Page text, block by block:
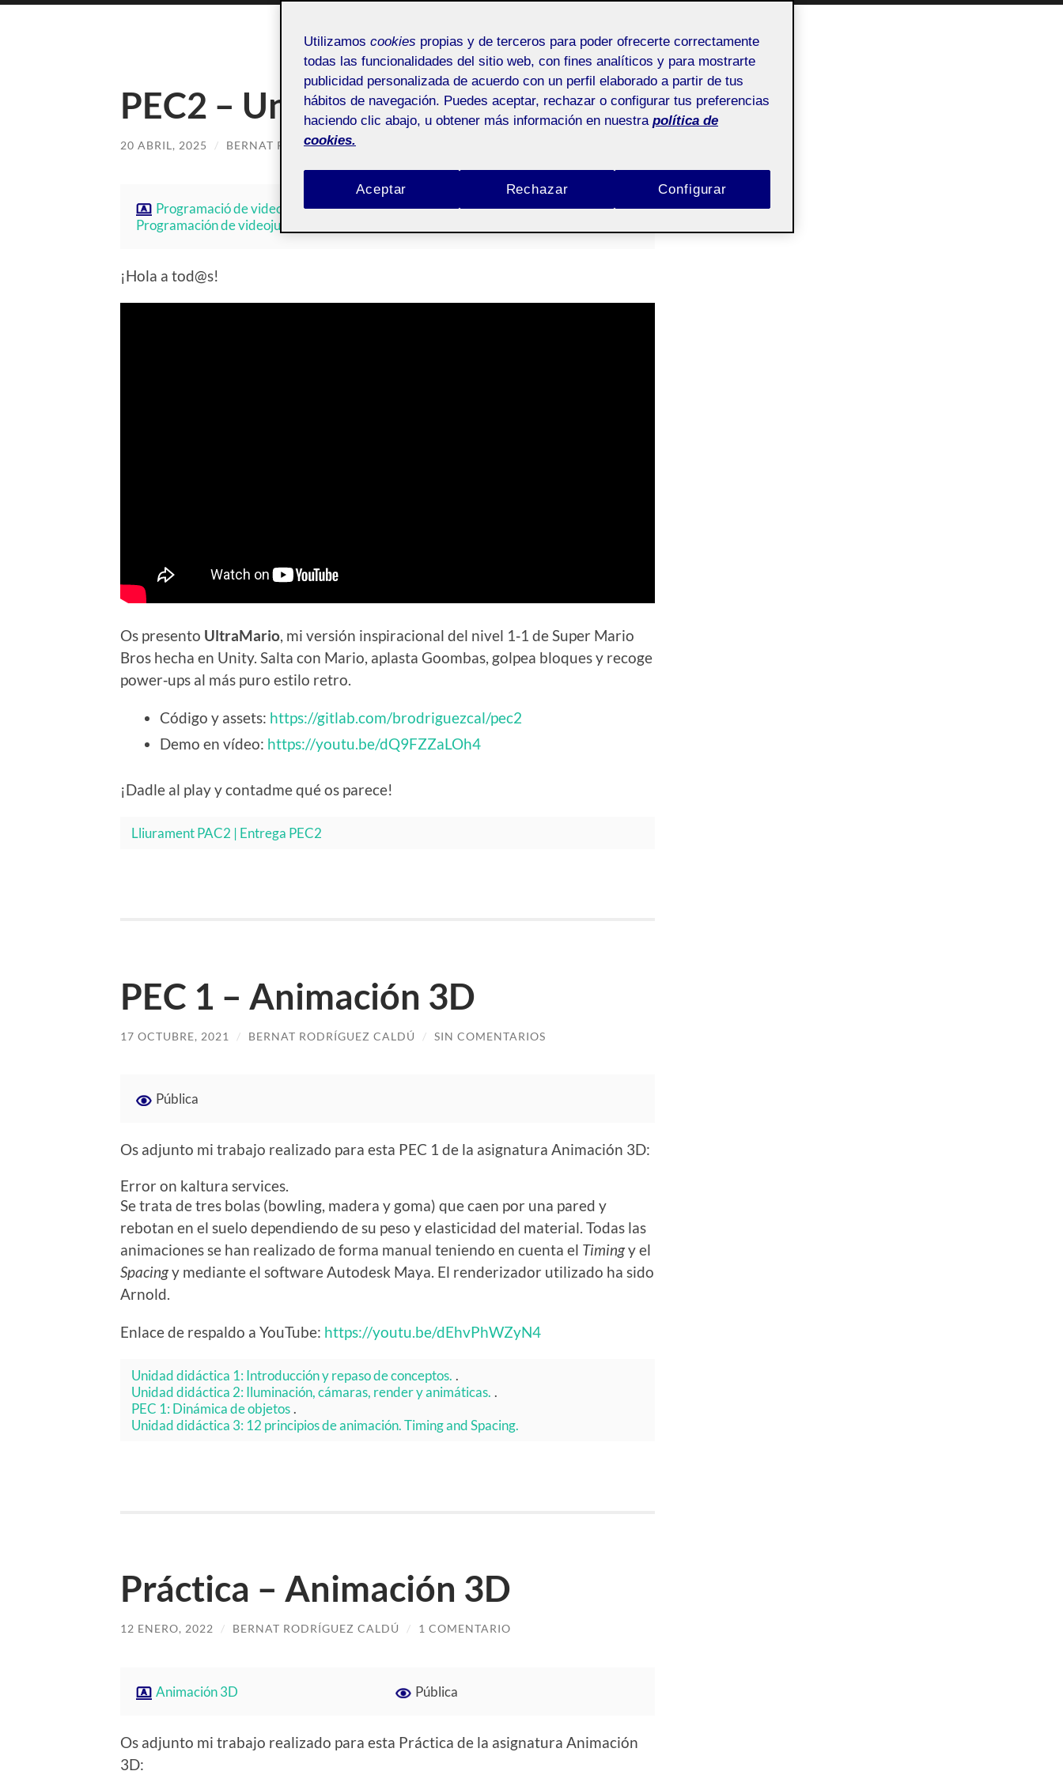
PEC2 – UnJuegoDePlataformas
20 ABRIL, 2025 / BERNAT RODRÍGUEZ CALDÚ
Programació de videojocs 2D - Aula 1 |
Programación de videojuegos 2D - Aula 1
Pública
¡Hola a tod@s!
Os presento UltraMario , mi versión inspiracional del nivel 1‑1 de Super Mario
Bros hecha en Unity. Salta con Mario, aplasta Goombas, golpea bloques y recoge
power‑ups al más puro estilo retro.
Código y assets: https://gitlab.com/brodriguezcal/pec2
Demo en vídeo: https://youtu.be/dQ9FZZaLOh4
¡Dadle al play y contadme qué os parece!
Lliurament PAC2 | Entrega PEC2
PEC 1 – Animación 3D
17 OCTUBRE, 2021 / BERNAT RODRÍGUEZ CALDÚ / SIN COMENTARIOS
Pública
Os adjunto mi trabajo realizado para esta PEC 1 de la asignatura Animación 3D:
Error on kaltura services.
Se trata de tres bolas (bowling, madera y goma) que caen por una pared y
rebotan en el suelo dependiendo de su peso y elasticidad del material. Todas las
animaciones se han realizado de forma manual teniendo en cuenta el Timingy el
Spacingy mediante el software Autodesk Maya. El renderizador utilizado ha sido
Arnold.
Enlace de respaldo a YouTube: https://youtu.be/dEhvPhWZyN4
Unidad didáctica 1: Introducción y repaso de conceptos. .
Unidad didáctica 2: Iluminación, cámaras, render y animáticas. .
PEC 1: Dinámica de objetos .
Unidad didáctica 3: 12 principios de animación. Timing and Spacing.
Práctica – Animación 3D
12 ENERO, 2022 / BERNAT RODRÍGUEZ CALDÚ / 1 COMENTARIO
Animación 3D Pública
Os adjunto mi trabajo realizado para esta Práctica de la asignatura Animación
3D:
Utilizamos cookies propias y de terceros para poder ofrecerte correctamente
todas las funcionalidades del sitio web, con fines analíticos y para mostrarte
publicidad personalizada de acuerdo con un perfil elaborado a partir de tus
hábitos de navegación. Puedes aceptar, rechazar o configurar tus preferencias
haciendo clic abajo, u obtener más información en nuestra política de
cookies.
Rechazar
Aceptar Configurar